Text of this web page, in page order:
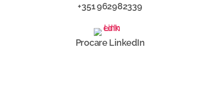
+351 962982339
Procare LinkedIn